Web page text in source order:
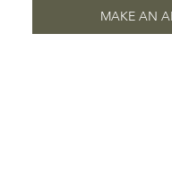
MAKE AN